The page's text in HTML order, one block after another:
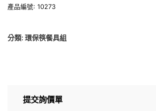
產品編號: 10273
分類: 環保筷餐具組
提交詢價單